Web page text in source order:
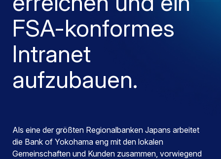
FSA-konformes
Intranet
aufzubauen.
Als eine der größten Regionalbanken Japans arbeitet
die Bank of Yokohama eng mit den lokalen
Gemeinschaften und Kunden zusammen, vorwiegend